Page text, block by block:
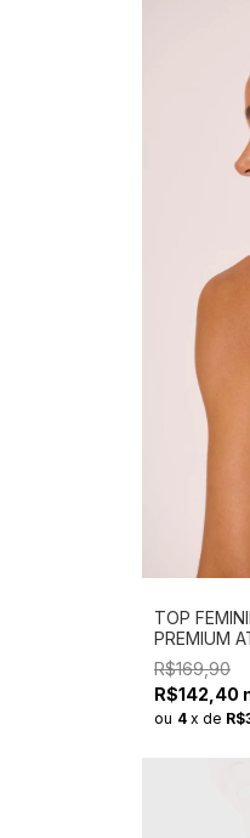
TOP
PREMIUM
R$169,90
R$142,40
ou 4 x de